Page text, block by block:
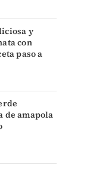
y
con
paso a
de amapola